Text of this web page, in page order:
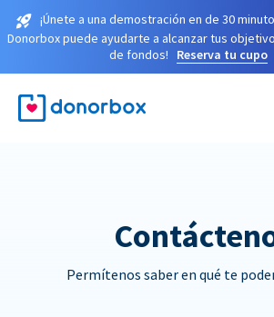
¡Únete a una demostración en de 30
Donorbox puede ayudarte a alcanzar tus
de fondos!
Reserva tu cupo
Permítenos saber en qué te